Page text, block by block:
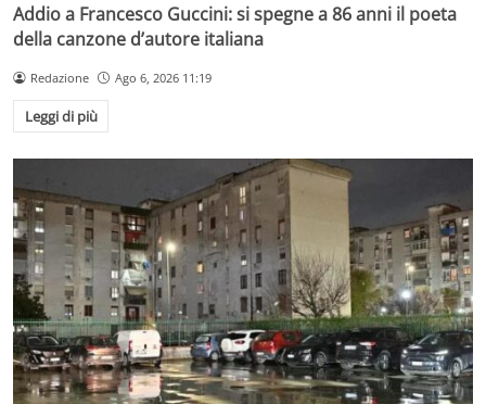
Addio a Francesco Guccini: si spegne a 86 anni il poeta
della canzone d’autore italiana
Redazione Ago 6, 2026 11:19
Leggi di più